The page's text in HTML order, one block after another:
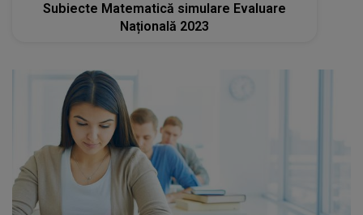
Subiecte Matematică simulare Evaluare
Națională 2023